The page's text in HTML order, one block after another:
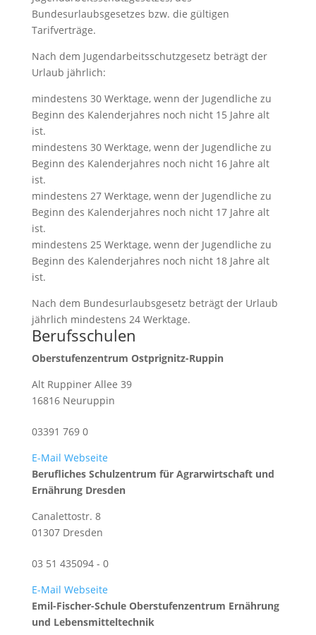
Bundesurlaubsgesetzes bzw. die gültigen
Tarifverträge.
Nach dem Jugendarbeitsschutzgesetz beträgt der
Urlaub jährlich:
mindestens 30 Werktage, wenn der Jugendliche zu
Beginn des Kalenderjahres noch nicht 15 Jahre alt
ist.
mindestens 30 Werktage, wenn der Jugendliche zu
Beginn des Kalenderjahres noch nicht 16 Jahre alt
ist.
mindestens 27 Werktage, wenn der Jugendliche zu
Beginn des Kalenderjahres noch nicht 17 Jahre alt
ist.
mindestens 25 Werktage, wenn der Jugendliche zu
Beginn des Kalenderjahres noch nicht 18 Jahre alt
ist.
Nach dem Bundesurlaubsgesetz beträgt der Urlaub
jährlich mindestens 24 Werktage.
Berufsschulen
Oberstufenzentrum Ostprignitz-Ruppin
Alt Ruppiner Allee 39
16816 Neuruppin
03391 769 0
E-Mail Webseite
Berufliches Schulzentrum für Agrarwirtschaft und
Ernährung Dresden
Canalettostr. 8
01307 Dresden
03 51 435094 - 0
E-Mail Webseite
Emil-Fischer-Schule Oberstufenzentrum Ernährung
und Lebensmitteltechnik